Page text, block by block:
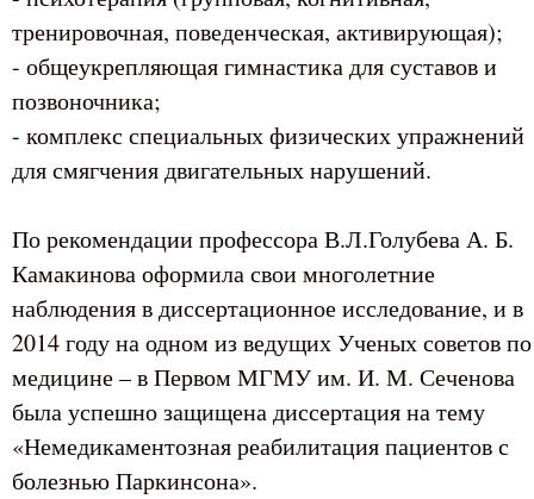
тренировочная, поведенческая, активирующая);
- общеукрепляющая гимнастика для суставов и
позвоночника;
- комплекс специальных физических упражнений
для смягчения двигательных нарушений.
По рекомендации профессора В.Л.Голубева А. Б.
Камакинова оформила свои многолетние
наблюдения в диссертационное исследование, и в
2014 году на одном из ведущих Ученых советов по
медицине – в Первом МГМУ им. И. М. Сеченова
была успешно защищена диссертация на тему
«Немедикаментозная реабилитация пациентов с
болезнью Паркинсона».